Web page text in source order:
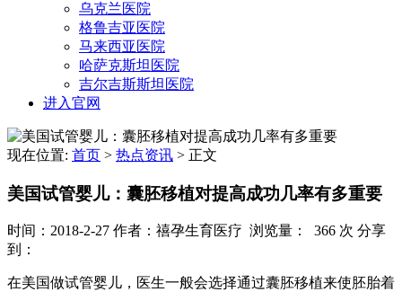
乌克兰医院
格鲁吉亚医院
马来西亚医院
哈萨克斯坦医院
吉尔吉斯斯坦医院
进入官网
现在位置: 首页 > 热点资讯 > 正文
美国试管婴儿：囊胚移植对提高成功几率有多重要
时间：2018-2-27 作者：禧孕生育医疗 浏览量： 366 次 分享
到：
在美国做试管婴儿，医生一般会选择通过囊胚移植来使胚胎着